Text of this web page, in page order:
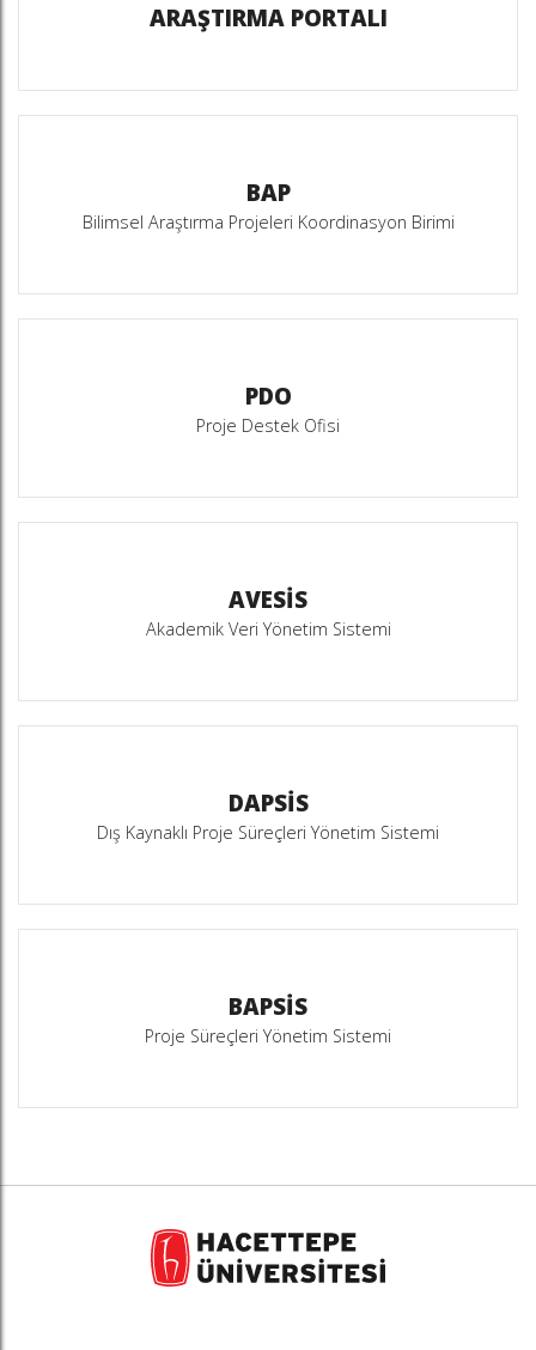
ARAŞTIRMA PORTALI
BAP
Bilimsel Araştırma Projeleri Koordinasyon Birimi
PDO
Proje Destek Ofisi
AVESİS
Akademik Veri Yönetim Sistemi
DAPSİS
Dış Kaynaklı Proje Süreçleri Yönetim Sistemi
BAPSİS
Proje Süreçleri Yönetim Sistemi